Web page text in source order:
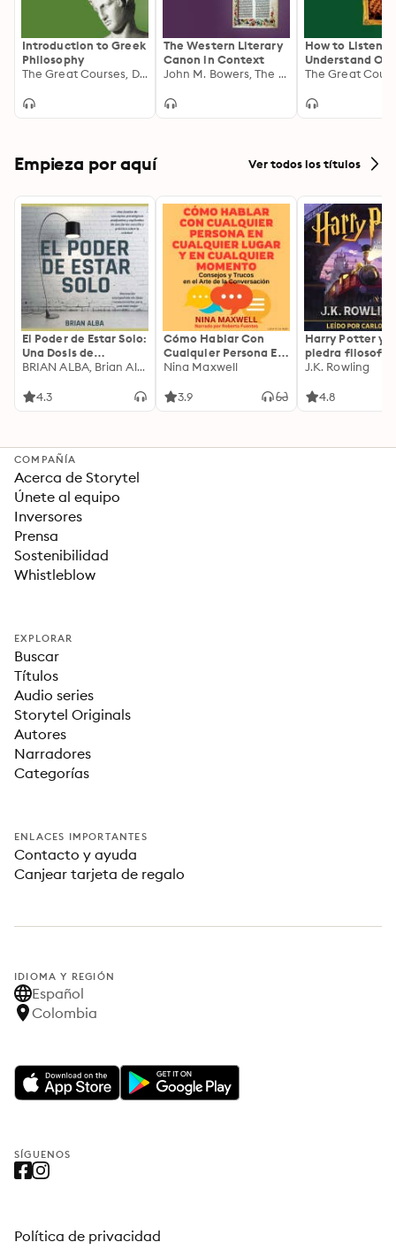
Introduction to Greek
Philosophy
The Great Courses, David Roochnik
The Western Literary
Canon in Context
John M. Bowers, The Great Courses
How to Listen
Understand
Empieza por aquí Ver todos los títulos
El Poder de Estar Solo:
Una Dosis de
Motivación
Ideas Revolucionarias
BRIAN ALBA, Brian Alba
4.3
Cómo Hablar Con
Cualquier Persona En
Cualquier Lugar Y En
Nina Maxwell
3.9
Harry Potter y
piedra filosofal
J.K. Rowling
4.8
COMPAÑÍA
Acerca de Storytel
Únete al equipo
Inversores
Prensa
Sostenibilidad
Whistleblow
EXPLORAR
Buscar
Títulos
Audio series
Storytel Originals
Autores
Narradores
Categorías
ENLACES IMPORTANTES
Contacto y ayuda
Canjear tarjeta de regalo
IDIOMA Y REGIÓN
Español
Colombia
SÍGUENOS
Política de privacidad